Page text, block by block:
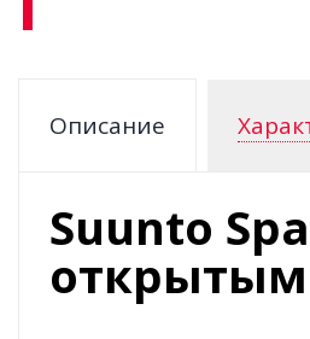
Описание
Suunto